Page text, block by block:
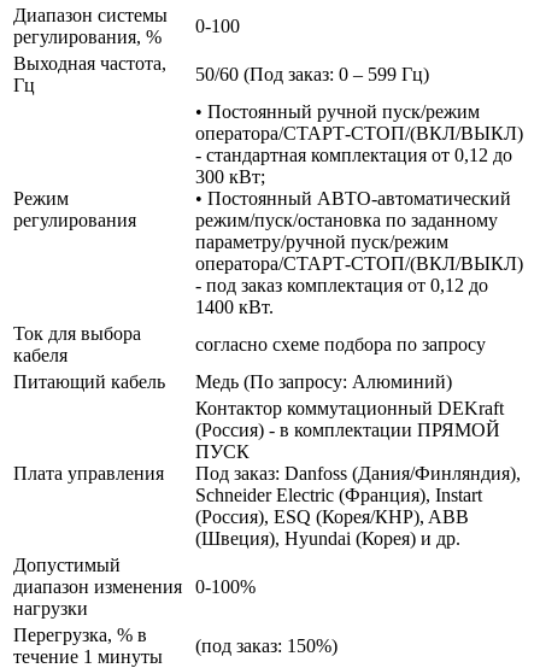
Диапазон системы
регулирования, %
0-100
Выходная частота,
Гц
50/60 (Под заказ: 0 – 599 Гц)
Режим
регулирования
• Постоянный ручной пуск/режим
оператора/СТАРТ-СТОП/(ВКЛ/ВЫКЛ)
- стандартная комплектация от 0,12 до
300 кВт;
• Постоянный АВТО-автоматический
режим/пуск/остановка по заданному
параметру/ручной пуск/режим
оператора/СТАРТ-СТОП/(ВКЛ/ВЫКЛ)
- под заказ комплектация от 0,12 до
1400 кВт.
Ток для выбора
кабеля
согласно схеме подбора по запросу
Питающий кабель
Медь (По запросу: Алюминий)
Плата управления
Контактор коммутационный DEKraft
(Россия) - в комплектации ПРЯМОЙ
ПУСК
Под заказ: Danfoss (Дания/Финляндия),
Schneider Electric (Франция), Instart
(Россия), ESQ (Корея/КНР), ABB
(Швеция), Hyundai (Корея) и др.
Допустимый
диапазон изменения
нагрузки
0-100%
Перегрузка, % в
течение 1 минуты
(под заказ: 150%)